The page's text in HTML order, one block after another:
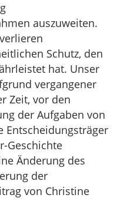
auszuweiten.
Schutz, den
hat. Unser
vergangener
Zeit, vor den
der Aufgaben von
Entscheidungsträger
Geschichte
Änderung des
der
von Christine